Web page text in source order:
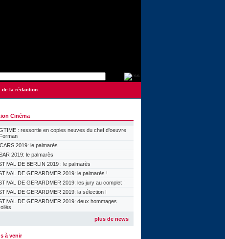
de la rédaction
Cinéma
: ressortie en copies neuves du chef d'oeuvre
2019: le palmarès
2019: le palmarès
DE BERLIN 2019 : le palmarès
DE GERARDMER 2019: le palmarès !
DE GERARDMER 2019: les jury au complet !
DE GERARDMER 2019: la sélection !
DE GERARDMER 2019: deux hommages
plus de news
à venir